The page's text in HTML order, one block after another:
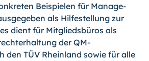
Beispielen für Ma­nage­
als Hilfestellung zur
dient für Mitgliedsbüros als
der QM-
den TÜV Rheinland sowie für alle